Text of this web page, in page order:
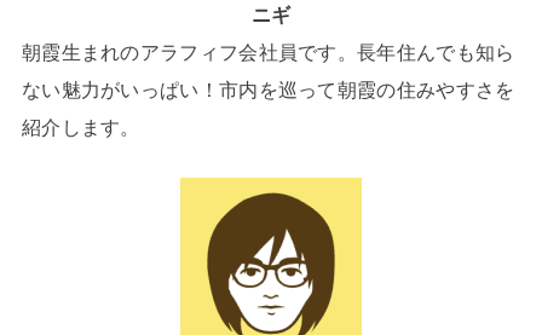
ニギ
朝霞生まれのアラフィフ会社員です。長年住んでも知ら
ない魅力がいっぱい！市内を巡って朝霞の住みやすさを
紹介します。